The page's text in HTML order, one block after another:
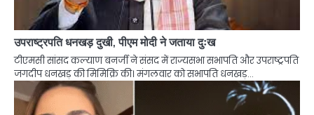
उपराष्ट्रपति धनखड़ दुखी, पीएम मोदी ने जताया दुःख
टीएमसी सांसद कल्याण बनर्जी ने संसद में राज्यसभा सभापति और उपराष्ट्रपति
जगदीप धनखड़ की मिमिक्रि की। मंगलवार को सभापति धनखड़…